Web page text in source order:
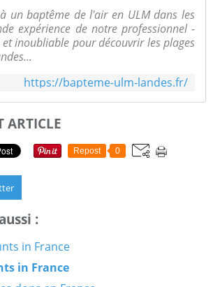
un baptême de l'air en ULM dans les
expérience de notre professionnel -
et inoubliable pour découvrir les plages
https://bapteme-ulm-landes.fr/
ARTICLE
Repost 0
:
in France